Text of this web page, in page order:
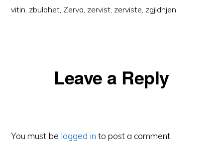
vitin, zbulohet, Zerva, zervist, zerviste, zgjidhjen
ReaderLeave a Reply
You must be logged in to post a comment.